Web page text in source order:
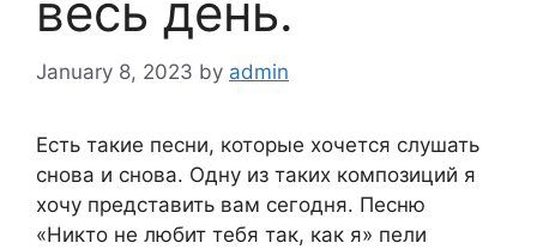
весь день.
January 8, 2023 by admin
Есть такие песни, которые хочется слушать
снова и снова. Одну из таких композиций я
хочу представить вам сегодня. Песню
«Никто не любит тебя так, как я» пели